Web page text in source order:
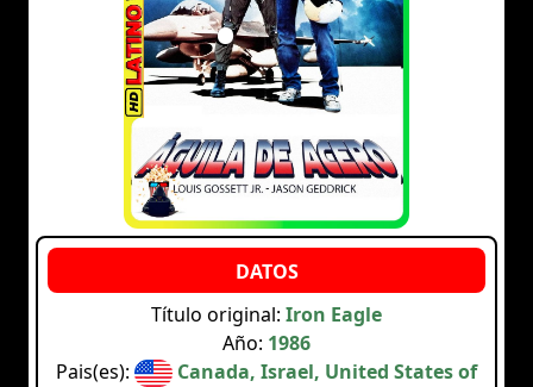
Título original: Iron Eagle
Año: 1986
Pais(es):
Canada, Israel, United States of